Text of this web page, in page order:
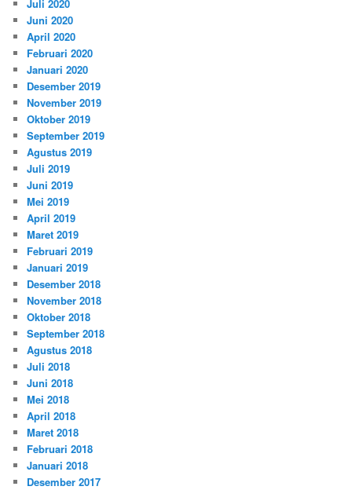
Juli 2020
Juni 2020
April 2020
Februari 2020
Januari 2020
Desember 2019
November 2019
Oktober 2019
September 2019
Agustus 2019
Juli 2019
Juni 2019
Mei 2019
April 2019
Maret 2019
Februari 2019
Januari 2019
Desember 2018
November 2018
Oktober 2018
September 2018
Agustus 2018
Juli 2018
Juni 2018
Mei 2018
April 2018
Maret 2018
Februari 2018
Januari 2018
Desember 2017